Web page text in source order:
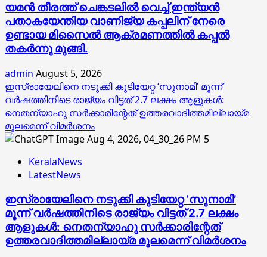
യമൻ തീരത്ത് ചെങ്കടലിൽ വെച്ച് ഇന്ത്യൻ
പതാകയേന്തിയ വാണിജ്യ കപ്പലിന് നേരെ
ഉണ്ടായ മിസൈൽ ആക്രമണത്തിൽ കപ്പൽ
തകർന്നു മുങ്ങി.
admin August 5, 2026
ഇസ്രായേലിനെ നടുക്കി കുടിയേറ്റ ‘സുനാമി’ മൂന്ന്
വർഷത്തിനിടെ രാജ്യം വിട്ടത് 2.7 ലക്ഷം ആളുകൾ:
നെതന്യാഹു സർക്കാരിന്റേത് ഉത്തരവാദിത്തമില്ലായ്മ
മൂലമെന്ന് വിമർശനം
5
KeralaNews
LatestNews
ഇസ്രായേലിനെ നടുക്കി കുടിയേറ്റ ‘സുനാമി’
മൂന്ന് വർഷത്തിനിടെ രാജ്യം വിട്ടത് 2.7 ലക്ഷം
ആളുകൾ: നെതന്യാഹു സർക്കാരിന്റേത്
ഉത്തരവാദിത്തമില്ലായ്മ മൂലമെന്ന് വിമർശനം